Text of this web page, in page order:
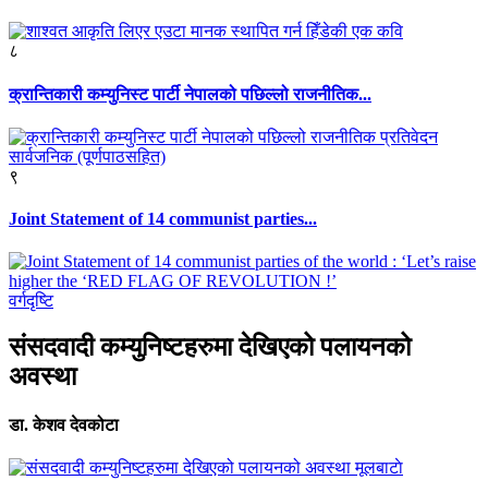
८
क्रान्तिकारी कम्युनिस्ट पार्टी नेपालको पछिल्लो राजनीतिक...
९
Joint Statement of 14 communist parties...
वर्गदृष्टि
संसदवादी कम्युनिष्टहरुमा देखिएको पलायनको
अवस्था
डा. केशव देवकोटा
मूलबाटाे